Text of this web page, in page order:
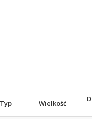
Typ Wielkość